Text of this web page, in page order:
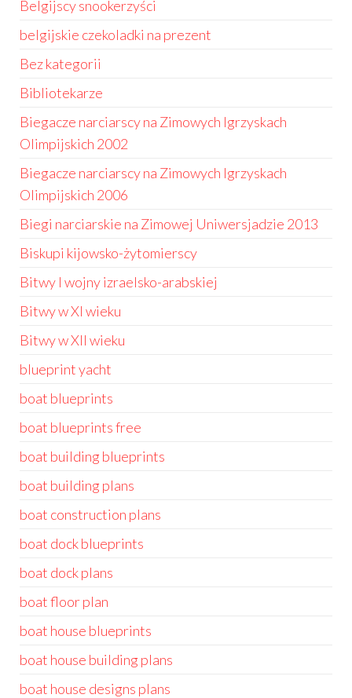
Belgijscy snookerzyści
belgijskie czekoladki na prezent
Bez kategorii
Bibliotekarze
Biegacze narciarscy na Zimowych Igrzyskach
Olimpijskich 2002
Biegacze narciarscy na Zimowych Igrzyskach
Olimpijskich 2006
Biegi narciarskie na Zimowej Uniwersjadzie 2013
Biskupi kijowsko-żytomierscy
Bitwy I wojny izraelsko-arabskiej
Bitwy w XI wieku
Bitwy w XII wieku
blueprint yacht
boat blueprints
boat blueprints free
boat building blueprints
boat building plans
boat construction plans
boat dock blueprints
boat dock plans
boat floor plan
boat house blueprints
boat house building plans
boat house designs plans